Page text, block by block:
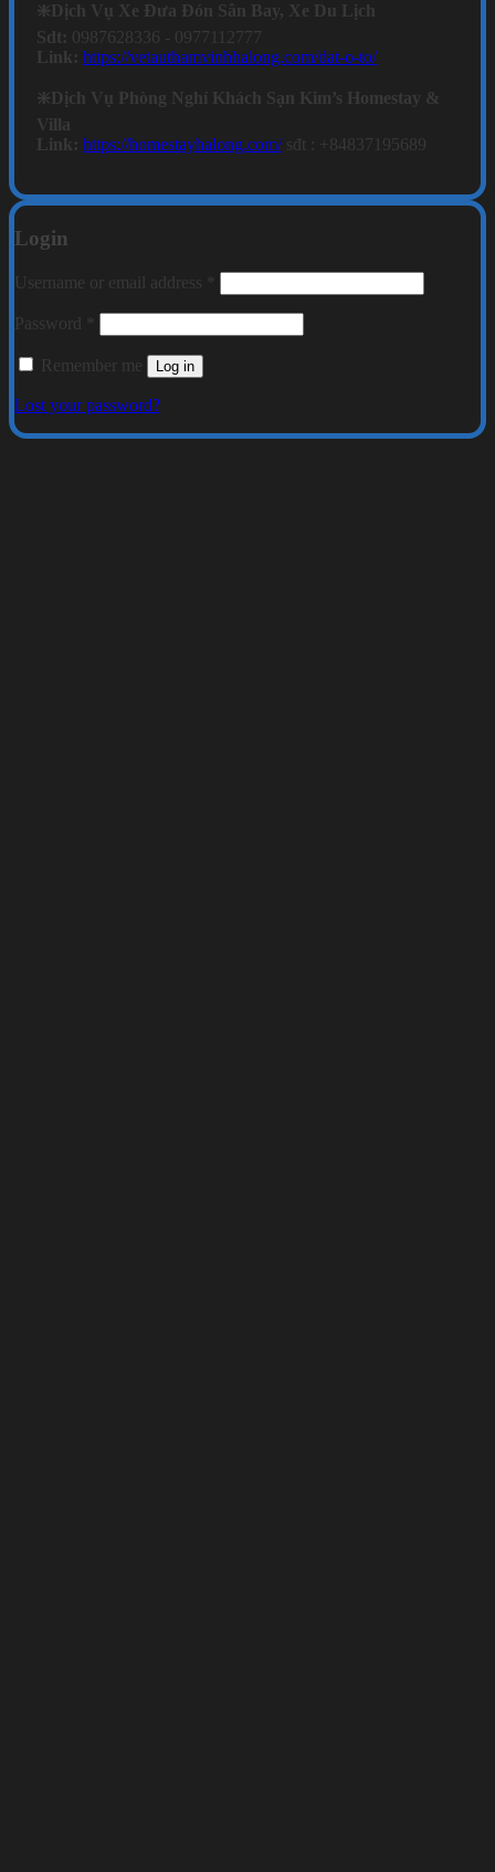
❇️Dịch Vụ Xe Đưa Đón Sân Bay, Xe Du Lịch
Sdt: 0987628336 - 0977112777
Link: https://vetauthamvinhhalong.com/dat-o-to/
❇️Dịch Vụ Phòng Nghỉ Khách Sạn Kim’s Homestay &
Villa
Link: https://homestayhalong.com/sđt : +84837195689
Login
Username or email address
Password
Remember me Log in
Lost your password?